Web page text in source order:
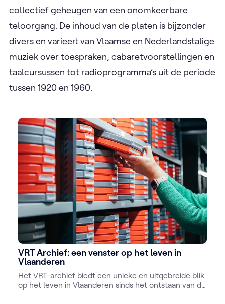
collectief geheugen van een onomkeerbare
teloorgang. De inhoud van de platen is bijzonder
divers en varieert van Vlaamse en Nederlandstalige
muziek over toespraken, cabaretvoorstellingen en
taalcursussen tot radioprogramma’s uit de periode
tussen 1920 en 1960.​
VRT Archief: een venster op het leven in
Vlaanderen
Het VRT-archief biedt een unieke en uitgebreide blik
op het leven in Vlaanderen sinds het ontstaan van de